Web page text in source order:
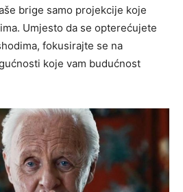
brige samo projekcije koje
Umjesto da se opterećujete
fokusirajte se na
koje vam budućnost